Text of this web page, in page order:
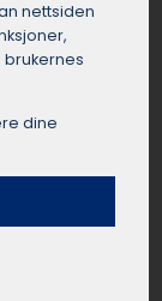
uten
fyller selv
har
for
nettsiden
dine